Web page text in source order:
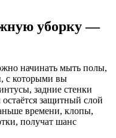
уборку —
начинать мыть полы,
с которыми вы
задние стенки
защитный слой
времени, клопы,
получат шанс